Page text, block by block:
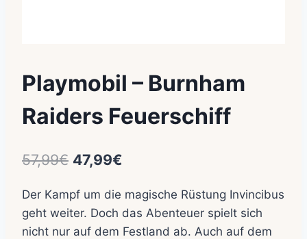
Playmobil – Burnham
Raiders Feuerschiff
57,99€ Ursprünglicher
war:
57,99€
47,99€
ist:
47,99€.
Der Kampf um die magische Rüstung Invincibus
geht weiter. Doch das Abenteuer spielt sich
nicht nur auf dem Festland ab. Auch auf dem